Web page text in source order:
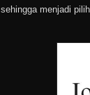
sehingga menjadi